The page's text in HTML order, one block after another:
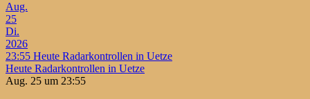
Aug.
25
Di.
2026
23:55 Heute Radarkontrollen in Uetze
Heute Radarkontrollen in Uetze
Aug. 25 um 23:55